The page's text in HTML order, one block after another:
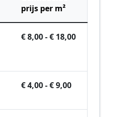
prijs per m²
€ 8,00 - € 18,00
€ 4,00 - € 9,00